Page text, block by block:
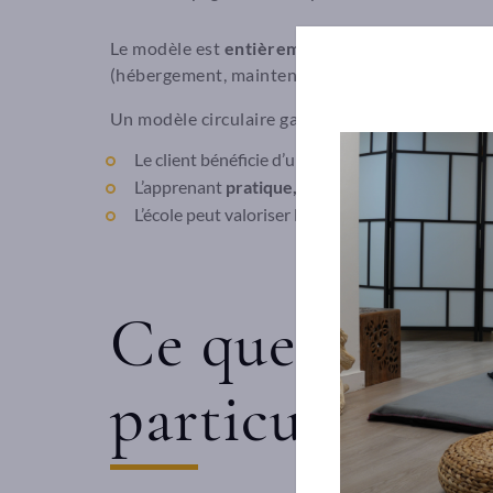
Le modèle est entièrement gratuit pour les
(hébergement, maintenance, service client…)
Un modèle circulaire gagnant-gagnant :
Le client bénéficie d’un
service à prix réduit
L’apprenant pratique, progresse, gagne en
L’école peut valoriser la montée en
Ce que les